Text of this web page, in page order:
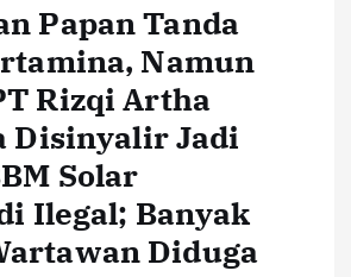
Papan Tanda
Namun
Rizqi Artha
Disinyalir Jadi
Solar
Ilegal; Banyak
Diduga